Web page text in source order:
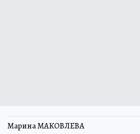
Марина МАКОВЛЕВА